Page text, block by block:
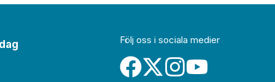
Följ oss i sociala medier